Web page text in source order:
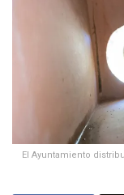
El Ayuntamiento